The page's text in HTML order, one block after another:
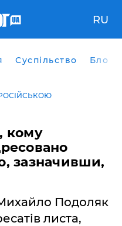
RU
Суспільство Блоги
кому
зазначивши,
Подоляк
листа,